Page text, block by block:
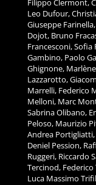
Filippo Clermont,
Leo Dufour,
Giuseppe
Dojot, Bruno
Francesconi, Sofia
Gambino, Paolo
Ghignone,
Lazzarotto,
Marrelli, Federico
Melloni, Marc
Sabrina Olibano,
Peloso, Maurizio
Andrea
Deniel Pession,
Ruggeri, Riccardo
Tercinod,
Luca Massimo